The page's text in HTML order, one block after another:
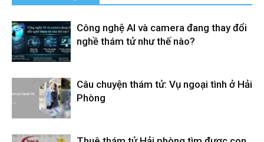
Công nghệ AI và camera đang thay đổi
nghề thám tử như thế nào?
Câu chuyện thám tử: Vụ ngoại tình ở Hải
Phòng